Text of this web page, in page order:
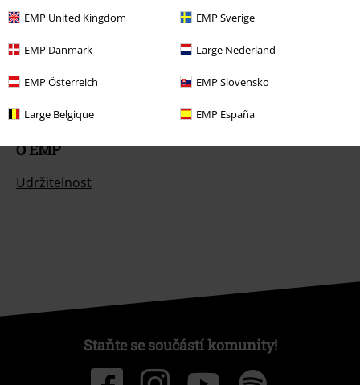
EMP United Kingdom EMP Sverige
EMP Danmark Large Nederland
EMP Österreich EMP Slovensko
Large Belgique EMP España
Nabídky pro vás
Soutěž
Objednejte si dárkový poukaz
O EMP
Udržitelnost
Staňte se součástí komunity!